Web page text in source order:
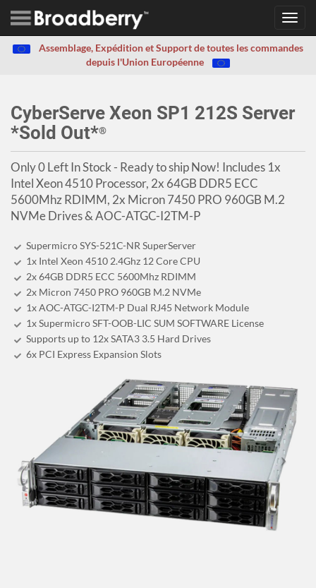
Assemblage, Expédition et Support de toutes les commandes
depuis l'Union Européenne
CyberServe Xeon SP1 212S Server
*Sold Out*®
Only 0 Left In Stock - Ready to ship Now! Includes 1x
Intel Xeon 4510 Processor, 2x 64GB DDR5 ECC
5600Mhz RDIMM, 2x Micron 7450 PRO 960GB M.2
NVMe Drives & AOC-ATGC-I2TM-P
Supermicro SYS-521C-NR SuperServer
1x Intel Xeon 4510 2.4Ghz 12 Core CPU
2x 64GB DDR5 ECC 5600Mhz RDIMM
2x Micron 7450 PRO 960GB M.2 NVMe
1x AOC-ATGC-I2TM-P Dual RJ45 Network Module
1x Supermicro SFT-OOB-LIC SUM SOFTWARE License
Supports up to 12x SATA3 3.5 Hard Drives
6x PCI Express Expansion Slots